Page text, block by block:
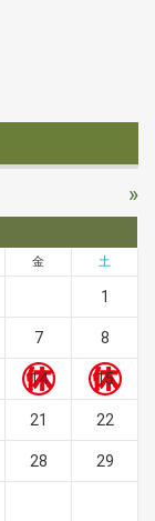
»
金 土
1
7 8
14 15
21 22
28 29